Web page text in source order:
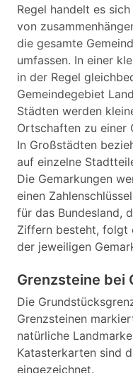
Regel handelt es
von
die gesamte
umfassen. In einer
in der Regel
Gemeindegebiet
Städten werden
Ortschaften zu einer
In Großstädten
auf einzelne
Die Gemarkungen
einen
für das Bundesland,
Ziffern besteht, folgt
der jeweiligen
Grenzsteine bei
Die
Grenzsteinen
natürliche
Katasterkarten sind
eingezeichnet.